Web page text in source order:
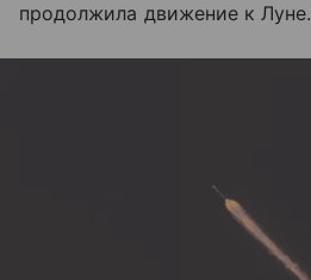
продолжила движение к Луне.